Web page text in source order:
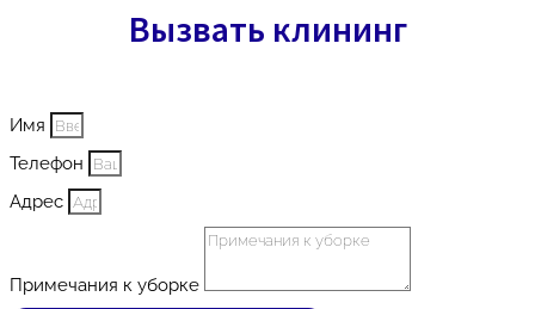
Вызвать клининг
Имя
Телефон
Адрес
Примечания к уборке